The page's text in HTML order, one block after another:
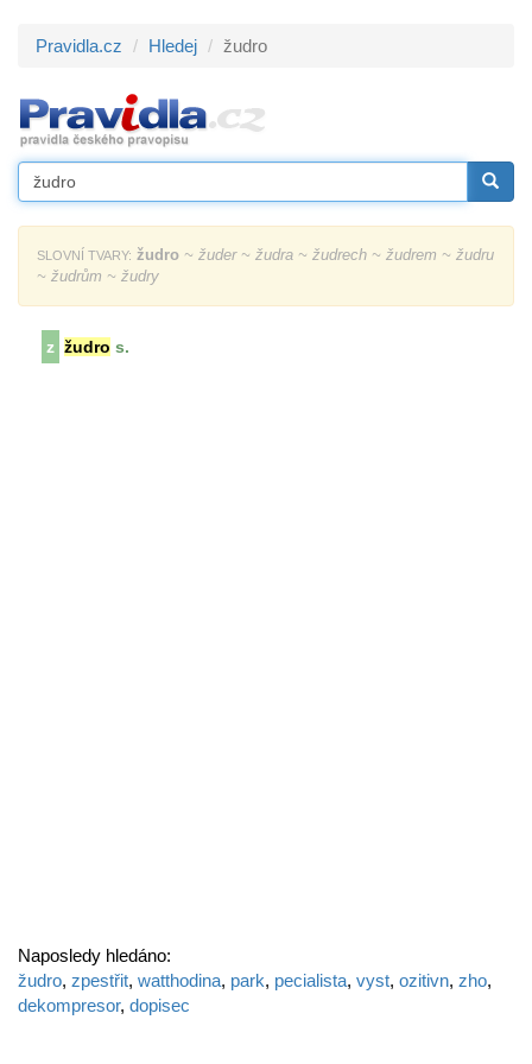
Pravidla.cz Hledej žudro
SLOVNÍ TVARY: žudro ~ žuder ~ žudra ~ žudrech ~ žudrem ~ žudru
~ žudrům ~ žudry
z žudro s.
Naposledy hledáno:
žudro, zpestřit, watthodina, park, pecialista, vyst, ozitivn, zho,
dekompresor, dopisec